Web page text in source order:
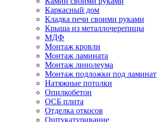
Каркасный дом
Кладка печи своими руками
Крыша из металлочерепицы
МДФ
Монтаж кровли
Монтаж ламината
Монтаж линолеума
Монтаж подложки под ламинат
Натяжные потолки
Опилкобетон
ОСБ плита
Отделка откосов
Оштукатуривание